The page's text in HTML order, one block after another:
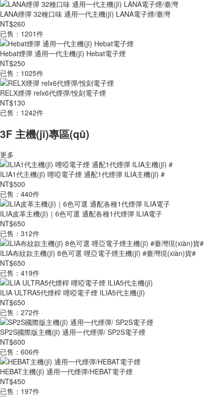
LANA煙彈 32種口味 通用一代主機(jī) LANA電子煙/臺灣
NT$260
已售：1201件
Hebat煙彈 通用一代主機(jī) Hebat電子煙
NT$250
已售：1025件
RELX煙彈 relx6代煙彈/悅刻電子煙
NT$130
已售：1242件
3F 主機(jī)專區(qū)
更多
ILIA1代主機(jī) 哩啞電子煙 通配1代煙彈 ILIA主機(jī) #
NT$500
已售：440件
ILIA皮革主機(jī)｜6色可選 通配各種1代煙彈 ILIA電子
NT$650
已售：312件
ILIA布紋款主機(jī) 8色可選 哩亞電子煙主機(jī) #臺灣現(xiàn)貨#
NT$650
已售：419件
ILIA ULTRA5代煙桿 哩啞電子煙 ILIA5代主機(jī)
NT$650
已售：272件
SP2S國際版主機(jī) 通用一代煙彈/ SP2S電子煙
NT$600
已售：606件
HEBAT主機(jī) 通用一代煙彈/HEBAT電子煙
NT$450
已售：197件